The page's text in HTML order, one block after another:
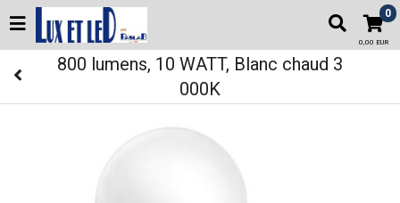
0
0,00 EUR
800 lumens, 10 WATT, Blanc chaud 3
000K